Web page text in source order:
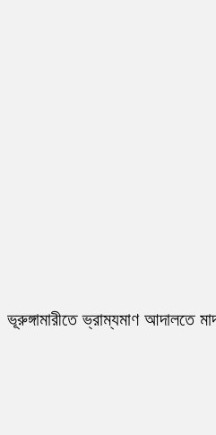
ভূরুঙ্গামারীতে ভ্রাম্যমাণ আদালতে